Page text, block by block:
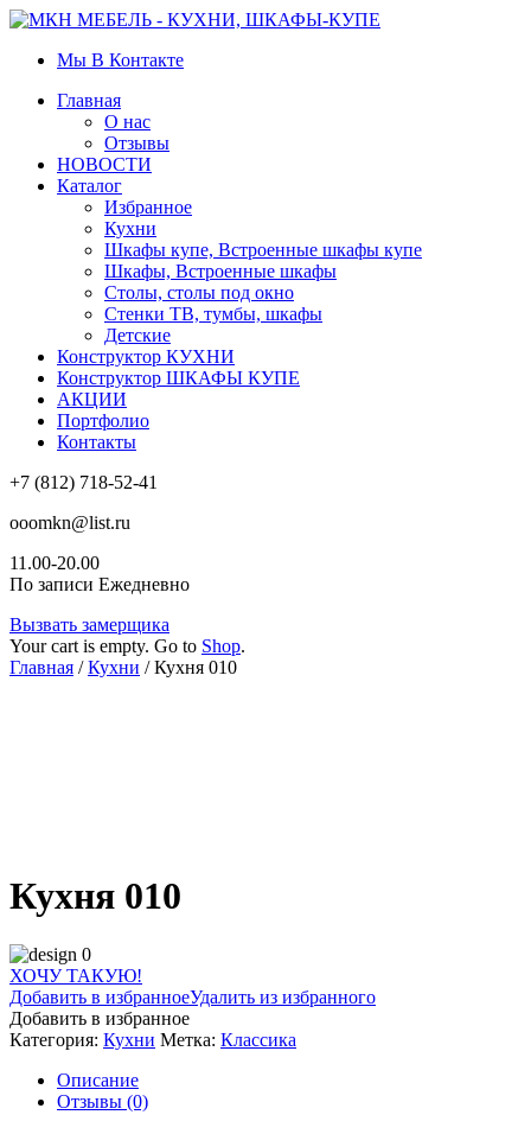
Мы В Контакте
Главная
О нас
Отзывы
НОВОСТИ
Каталог
Избранное
Кухни
Шкафы купе, Встроенные шкафы купе
Шкафы, Встроенные шкафы
Столы, столы под окно
Стенки ТВ, тумбы, шкафы
Детские
Конструктор КУХНИ
Конструктор ШКАФЫ КУПЕ
АКЦИИ
Портфолио
Контакты
+7 (812) 718-52-41
ooomkn@list.ru
11.00-20.00
По записи Ежедневно
Вызвать замерщика
Your cart is empty. Go to Shop.
Главная /Кухни / Кухня 010
Кухня 010
ХОЧУ ТАКУЮ!
Добавить в избранноеУдалить из избранного
Добавить в избранное
Категория: Кухни Метка: Классика
Описание
Отзывы (0)